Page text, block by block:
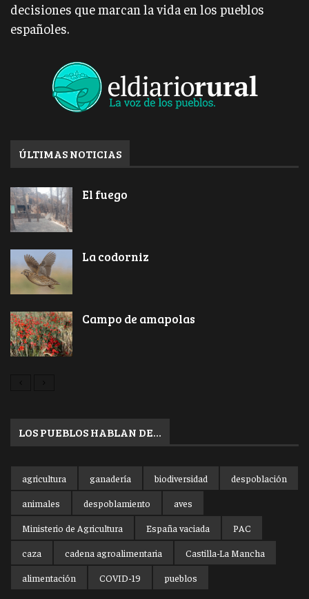
decisiones que marcan la vida en los pueblos
españoles.
ÚLTIMAS NOTICIAS
El fuego
La codorniz
Campo de amapolas
LOS PUEBLOS HABLAN DE…
agricultura ganadería biodiversidad
despoblación
animales
despoblamiento
aves
Ministerio de Agricultura
España vaciada
PAC
caza
cadena agroalimentaria
Castilla-La Mancha
alimentación
COVID-19 pueblos